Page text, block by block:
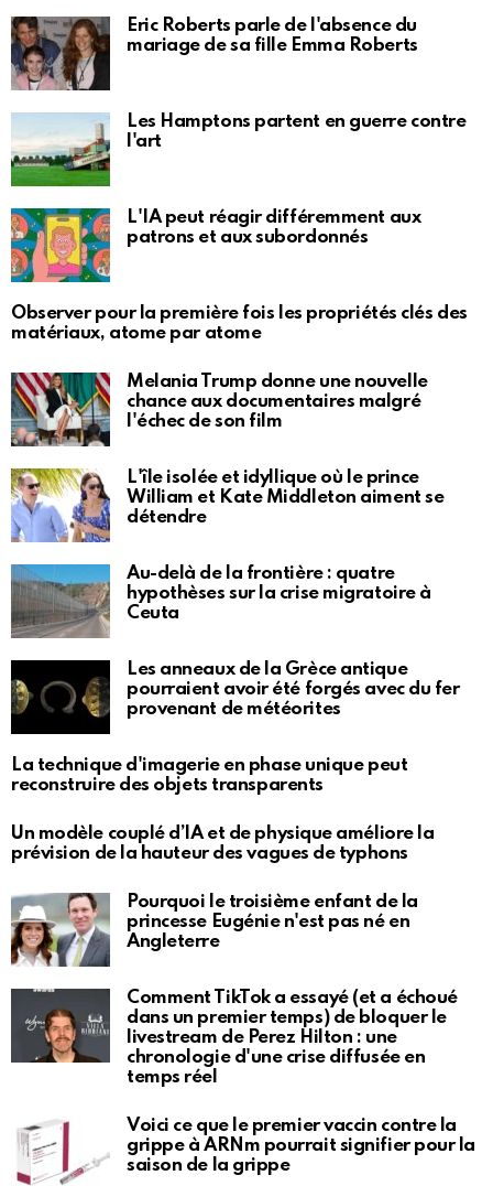
Eric Roberts parle de l'absence du
mariage de sa fille Emma Roberts
Les Hamptons partent en guerre contre
l'art
L'IA peut réagir différemment aux
patrons et aux subordonnés
Observer pour la première fois les propriétés clés des
matériaux, atome par atome
Melania Trump donne une nouvelle
chance aux documentaires malgré
l'échec de son film
L'île isolée et idyllique où le prince
William et Kate Middleton aiment se
détendre
Au-delà de la frontière : quatre
hypothèses sur la crise migratoire à
Ceuta
Les anneaux de la Grèce antique
pourraient avoir été forgés avec du fer
provenant de météorites
La technique d'imagerie en phase unique peut
reconstruire des objets transparents
Un modèle couplé d’IA et de physique améliore la
prévision de la hauteur des vagues de typhons
Pourquoi le troisième enfant de la
princesse Eugénie n'est pas né en
Angleterre
Comment TikTok a essayé (et a échoué
dans un premier temps) de bloquer le
livestream de Perez Hilton : une
chronologie d'une crise diffusée en
temps réel
Voici ce que le premier vaccin contre la
grippe à ARNm pourrait signifier pour la
saison de la grippe